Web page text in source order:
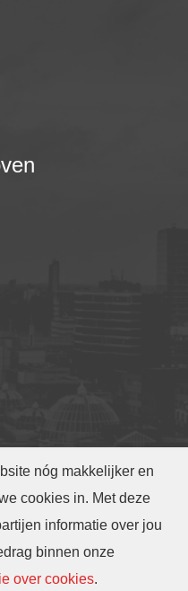
nóg makkelijker en
cookies in. Met deze
informatie over jou
binnen onze
over cookies.